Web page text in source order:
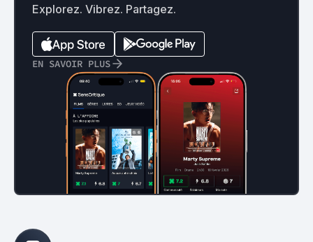
Explorez. Vibrez. Partagez.
EN SAVOIR PLUS